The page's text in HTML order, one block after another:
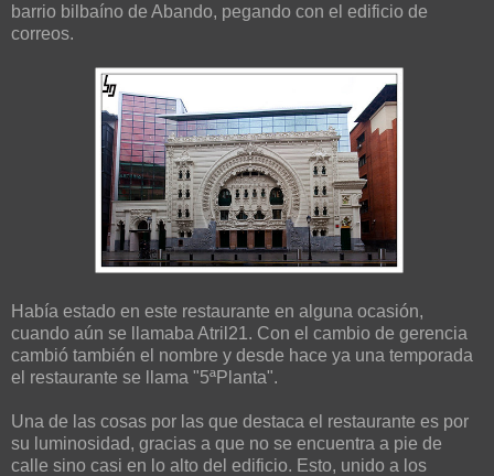
barrio bilbaíno de Abando, pegando con el edificio de
correos.
Había estado en este restaurante en alguna ocasión,
cuando aún se llamaba Atril21. Con el cambio de gerencia
cambió también el nombre y desde hace ya una temporada
el restaurante se llama "5ªPlanta".
Una de las cosas por las que destaca el restaurante es por
su luminosidad, gracias a que no se encuentra a pie de
calle sino casi en lo alto del edificio. Esto, unido a los